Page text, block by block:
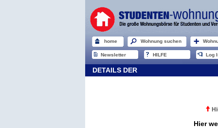
home Wohnung suchen
Newsletter HILFE Log
DETAILS DER
Hier